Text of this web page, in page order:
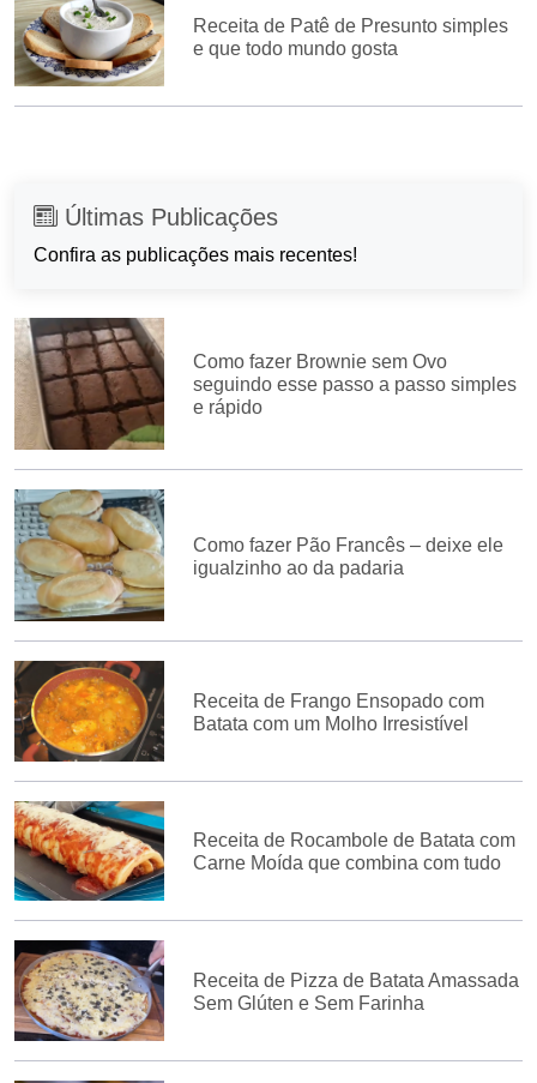
Receita de Patê de Presunto simples
e que todo mundo gosta
Últimas Publicações
Confira as publicações mais recentes!
Como fazer Brownie sem Ovo
seguindo esse passo a passo simples
e rápido
Como fazer Pão Francês – deixe ele
igualzinho ao da padaria
Receita de Frango Ensopado com
Batata com um Molho Irresistível
Receita de Rocambole de Batata com
Carne Moída que combina com tudo
Receita de Pizza de Batata Amassada
Sem Glúten e Sem Farinha